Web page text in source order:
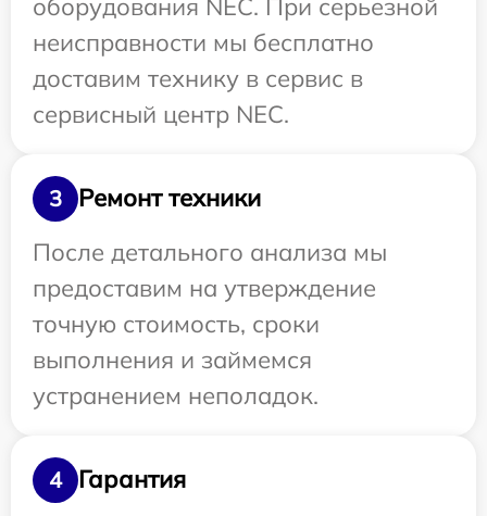
неисправности мы бесплатно
доставим технику в сервис в
сервисный центр NEC.
3
Ремонт техники
После детального анализа мы
предоставим на утверждение
точную стоимость, сроки
выполнения и займемся
устранением неполадок.
4
Гарантия